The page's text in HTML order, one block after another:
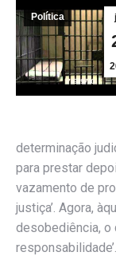
Política
determinação
para prestar
vazamento de
justiça’. Agora,
desobediência, o